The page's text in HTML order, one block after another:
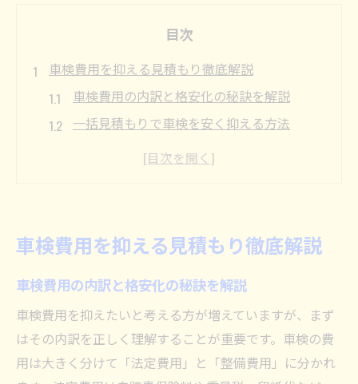
目次
車検費用を抑える見積もり徹底解説
車検費用の内訳と格安化の秘訣を解説
一括見積もりで車検を安く抑える方法
車検の見積もり比較で得するポイント
格安で車検を受けるための賢い選び方
車検格安業者選びで失敗しないポイント
格安車検の見分け方と選ぶ基準とは
車検費用を安くする店舗選びのコツ
ランキングを活用した車検サービス比較
車検安い店と格安サービスの違いを理解
車検費用を抑える見積もり徹底解説
車検費用の内訳と格安化の秘訣を解説
車検費用を抑えたいと考える方が増えていますが、まず
はその内訳を正しく理解することが重要です。車検の費
用は大きく分けて「法定費用」と「整備費用」に分かれ